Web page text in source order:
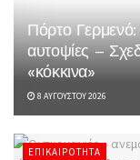
Πόρτο Γερμενό:
αυτοψίες –
«κόκκινα»
8 ΑΥΓΟΎΣΤΟΥ 2026
ΕΠΙΚΑΙΡΌΤΗΤΑ